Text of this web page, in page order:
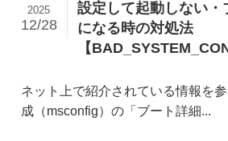
設定して起動しない・
になる時の対処法
【
2025
12/28
ネット上で紹介されている情報を
成（msconfig）の「ブート詳細...